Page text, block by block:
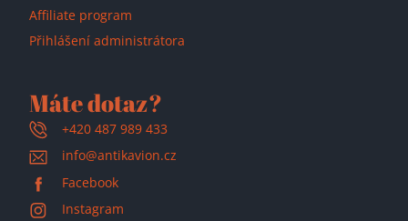
Affiliate program
Přihlášení administrátora
Máte dotaz?
+420 487 989 433
info@antikavion.cz
Facebook
Instagram